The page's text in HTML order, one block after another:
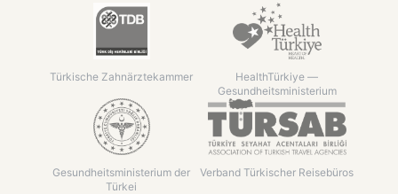
Türkische Zahnärztekammer
HealthTürkiye —
Gesundheitsministerium
Gesundheitsministerium der
Türkei
Verband Türkischer Reisebüros